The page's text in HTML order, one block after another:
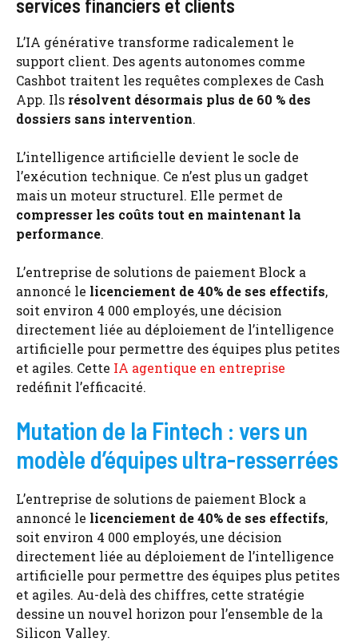
services financiers et clients
L’IA générative transforme radicalement le
support client. Des agents autonomes comme
Cashbot traitent les requêtes complexes de Cash
App. Ils résolvent désormais plus de 60 % des
dossiers sans intervention.
L’intelligence artificielle devient le socle de
l’exécution technique. Ce n’est plus un gadget
mais un moteur structurel. Elle permet de
compresser les coûts tout en maintenant la
performance.
L’entreprise de solutions de paiement Block a
annoncé le licenciement de 40% de ses effectifs,
soit environ 4 000 employés, une décision
directement liée au déploiement de l’intelligence
artificielle pour permettre des équipes plus petites
et agiles. Cette IA agentique en entreprise
redéfinit l’efficacité.
Mutation de la Fintech : vers un
modèle d’équipes ultra-resserrées
L’entreprise de solutions de paiement Block a
annoncé le licenciement de 40% de ses effectifs,
soit environ 4 000 employés, une décision
directement liée au déploiement de l’intelligence
artificielle pour permettre des équipes plus petites
et agiles. Au-delà des chiffres, cette stratégie
dessine un nouvel horizon pour l’ensemble de la
Silicon Valley.